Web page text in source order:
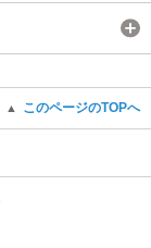
▲ このページのTOPへ